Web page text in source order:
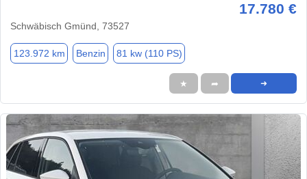
17.780 €
Schwäbisch Gmünd, 73527
123.972 km Benzin 81 kw (110 PS)
★ ➦ ➜